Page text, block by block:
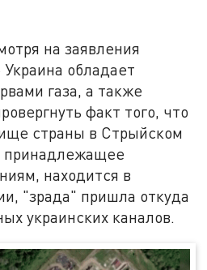
на заявления
обладает
газа, а также
факт того, что
страны в Стрыйском
принадлежащее
находится в
"зрада" пришла откуда
украинских каналов.